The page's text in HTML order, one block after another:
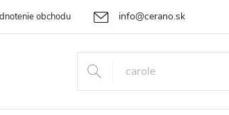
+421 232 195 445
info@cerano.sk
obchodu Cenová ponuka na mieru